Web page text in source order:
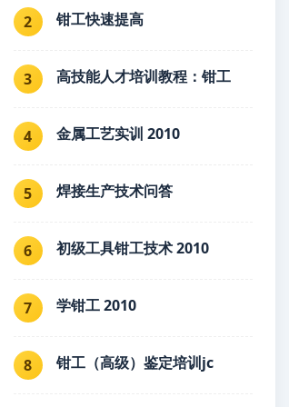
2 钳工快速提高
3 高技能人才培训教程：钳工
4 金属工艺实训 2010
5 焊接生产技术问答
6 初级工具钳工技术 2010
7 学钳工 2010
8 钳工（高级）鉴定培训jc